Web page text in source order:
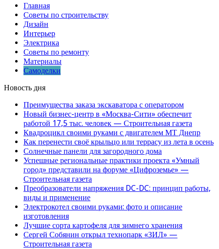
Главная
Советы по строительству
Дизайн
Интерьер
Электрика
Советы по ремонту
Материалы
Самоделки
Новость дня
Преимущества заказа экскаватора с оператором
Новый бизнес-центр в «Москва-Сити» обеспечит
работой 17,5 тыс. человек — Строительная газета
Квадроцикл своими руками с двигателем МТ Днепр
Как перенести своё крыльцо или террасу из лета в осень
Солнечные панели для загородного дома
Успешные региональные практики проекта «Умный
город» представили на форуме «Цифроземье» —
Строительная газета
Преобразователи напряжения DC-DC: принцип работы,
виды и применение
Электрокотел своими руками: фото и описание
изготовления
Лучшие сорта картофеля для зимнего хранения
Сергей Собянин открыл технопарк «ЗИЛ» —
Строительная газета